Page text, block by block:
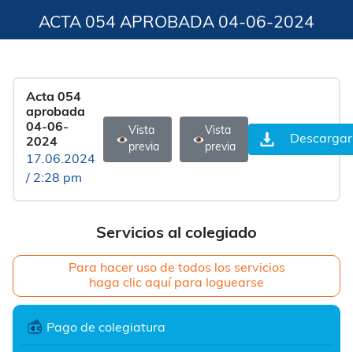
ACTA 054 APROBADA 04-06-2024
Servicios al colegiado
Para hacer uso de todos los servicios
haga clic aquí para loguearse
Pago de colegiatura
Acta 054
aprobada
04-06-
2024
17.06.2024
/ 2:28 pm
Vista
previa
Vista
previa
Descargar